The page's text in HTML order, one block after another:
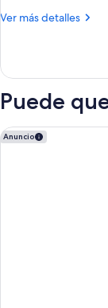
King
Ver más detalles
Más
King
Puede
Anuncio
The Wall Street